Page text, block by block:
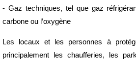
- Gaz techniques, tel que gaz
carbone ou l’oxygène
Les locaux et les personnes à
principalement les chaufferies, les